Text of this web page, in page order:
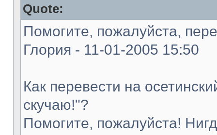
Quote:
Помогите, пожалуйста,
Глория - 11-01-2005 15:50
Как перевести на
скучаю!"?
Помогите, пожалуйста!